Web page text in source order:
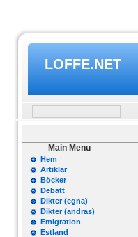
LOFFE.NET
Main Menu
Hem
Artiklar
Böcker
Debatt
Dikter (egna)
Dikter (andras)
Emigration
Estland